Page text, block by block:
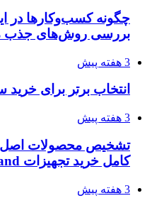
چگونه کسب‌وکارها در
بررسی روش‌های جذب
3 هفته پیش
انتخاب برتر برای خرید
3 هفته پیش
تشخیص محصولات اصل
کامل خرید تجهیزات Legrand
3 هفته پیش